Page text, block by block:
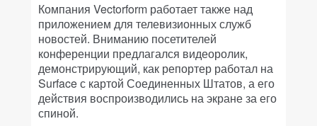
Компания Vectorform работает также над
приложением для телевизионных служб
новостей. Вниманию посетителей
конференции предлагался видеоролик,
демонстрирующий, как репортер работал на
Surface с картой Соединенных Штатов, а его
действия воспроизводились на экране за его
спиной.